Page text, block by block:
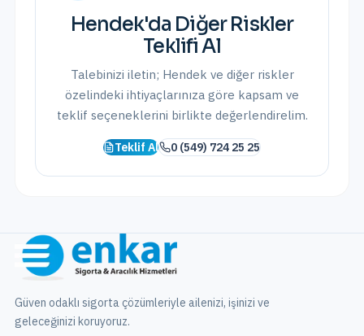
Hendek'da Diğer Riskler
Teklifi Al
Talebinizi iletin; Hendek ve diğer riskler
özelindeki ihtiyaçlarınıza göre kapsam ve
teklif seçeneklerini birlikte değerlendirelim.
Teklif Al 0 (549) 724 25 25
Güven odaklı sigorta çözümleriyle ailenizi, işinizi ve
geleceğinizi koruyoruz.